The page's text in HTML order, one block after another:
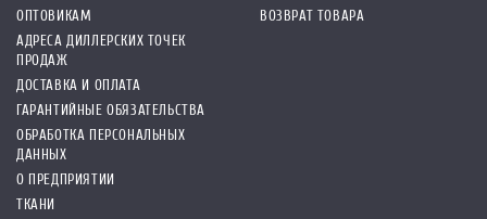
ОПТОВИКАМ
АДРЕСА ДИЛЛЕРСКИХ ТОЧЕК
ПРОДАЖ
ДОСТАВКА И ОПЛАТА
ГАРАНТИЙНЫЕ ОБЯЗАТЕЛЬСТВА
ОБРАБОТКА ПЕРСОНАЛЬНЫХ
ДАННЫХ
О ПРЕДПРИЯТИИ
ТКАНИ
ВОЗВРАТ ТОВАРА